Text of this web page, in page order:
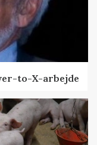
to-X-arbejde